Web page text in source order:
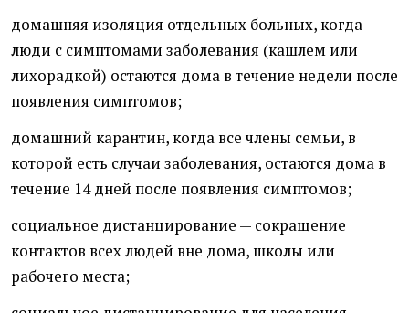
домашняя изоляция отдельных больных, когда
люди с симптомами заболевания (кашлем или
лихорадкой) остаются дома в течение недели после
появления симптомов;
домашний карантин, когда все члены семьи, в
которой есть случаи заболевания, остаются дома в
течение 14 дней после появления симптомов;
социальное дистанцирование — сокращение
контактов всех людей вне дома, школы или
рабочего места;